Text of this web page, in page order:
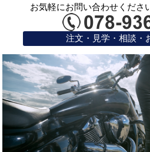
お気軽にお問い合わせくださ
注文・見学・相談・